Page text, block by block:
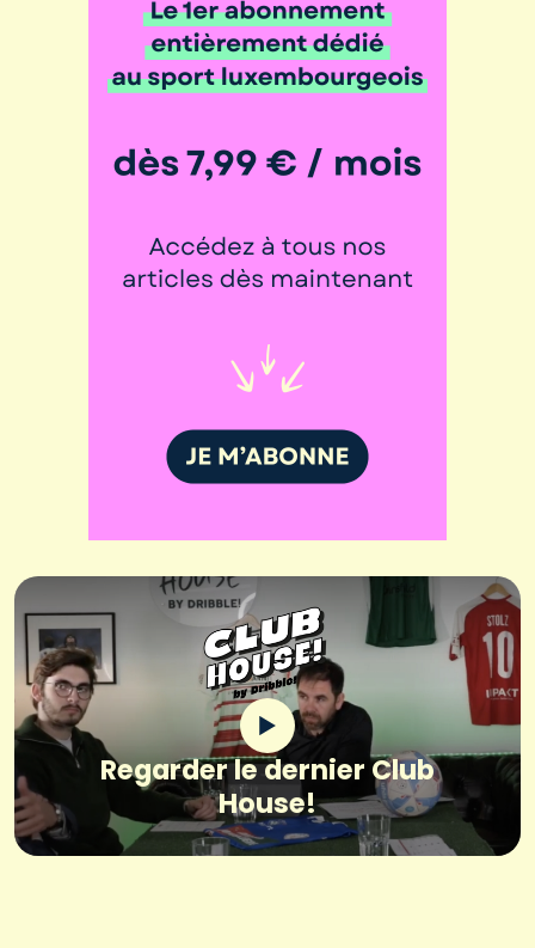
Regarder le dernier Club
House!